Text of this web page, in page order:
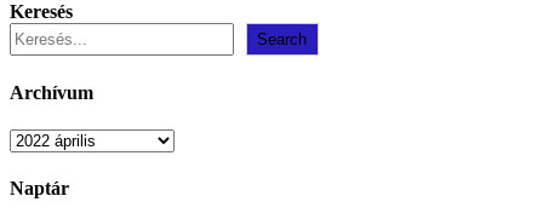
Keresés
Search
Archívum
Archívum
Naptár